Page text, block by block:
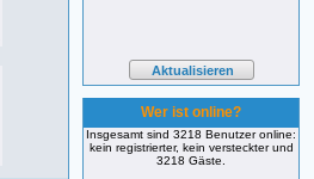
Wer ist online?
Insgesamt sind 3218 Benutzer online:
kein registrierter, kein versteckter und
3218 Gäste.